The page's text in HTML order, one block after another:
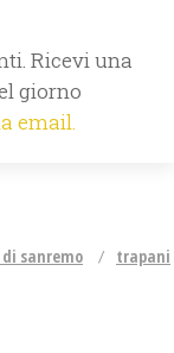
Ricevi una
giorno
email.
sanremo
trapani